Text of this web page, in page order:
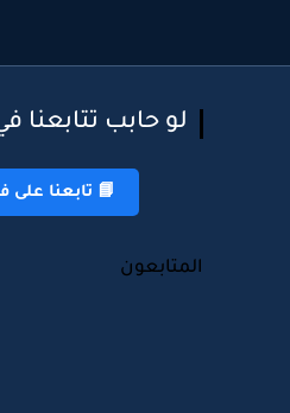
لو حابب تتابعنا
📘 تابعنا على
المتابعون